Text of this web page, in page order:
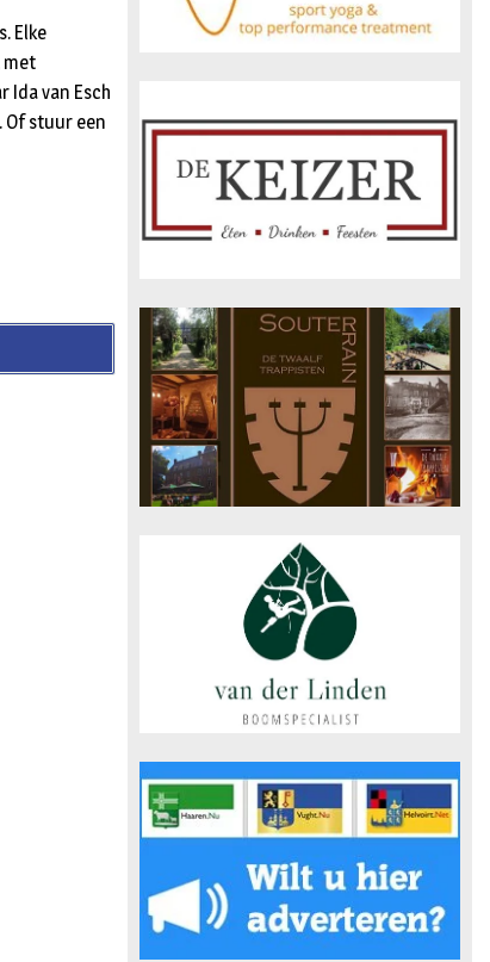
Elke
met
Ida van Esch
Of stuur een